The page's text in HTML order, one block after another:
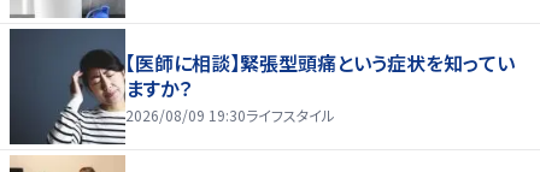
【医師に相談】緊張型頭痛という症状を知ってい
ますか？
2026/08/09 19:30ライフスタイル